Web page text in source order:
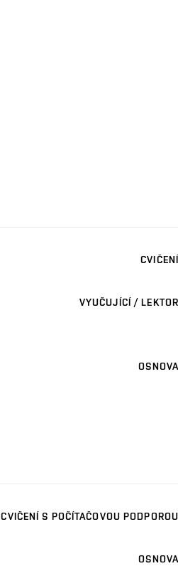
CVIČENÍ
VYUČUJÍCÍ / LEKTOR
OSNOVA
CVIČENÍ S POČÍTAČOVOU PODPOROU
OSNOVA